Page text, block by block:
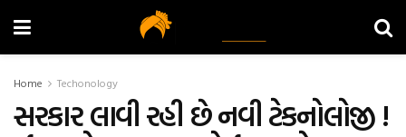
Home Techonology
સરકાર લાવી રહી છે નવી ટેકનોલોજી !